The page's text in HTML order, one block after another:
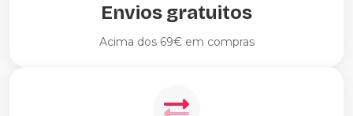
Envios gratuitos
Acima dos 69€ em compras